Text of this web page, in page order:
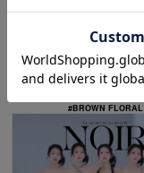
#BROWN FLORAL